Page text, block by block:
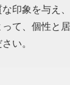
印象を与え
て、個性と
い。